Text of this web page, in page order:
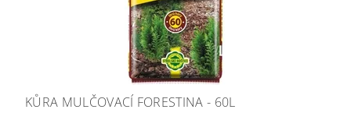
KŮRA MULČOVACÍ FORESTINA - 60L